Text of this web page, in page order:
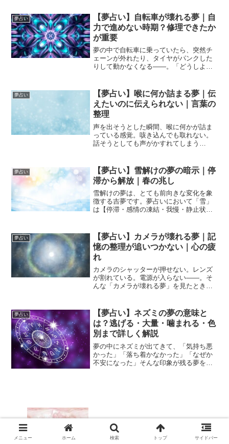
優雅で、人を惹きつける一方で、「絡み
つく」「離れにくい」とい...
夢占い
【夢占い】自転車が壊れる夢｜自
力で進めない時期？修理できたか
が重要
夢の中で自転車に乗っていたら、突然チ
ェーンが外れたり、タイヤがパンクした
りして動かなくなる――。「どうしよ
おいて「自力で進む力」「バランス感
覚」「自立」「努力による前進...
夢占い
【夢占い】喉に何か詰まる夢｜伝
えたいのに伝えられない｜言葉の
整理
声を出そうとした瞬間、喉に何かが詰ま
っている感覚。咳き込んでも取れない。
話そうとしても声がかすれてしまう
たあとも、胸のあたりが重く感じること
があるでしょう。夢占いにおい...
夢占い
【夢占い】雪解けの夢の暗示｜停
滞から解放｜春の兆し
雪解けの夢は、とても前向きな変化を象
徴する吉夢です。夢占いにおいて「雪」
は【停滞・感情の凍結・我慢・静止状
れ】を表します。つまりこの夢は、・止
まっていた物事が動き出す・凍...
夢占い
【夢占い】カメラが壊れる夢｜記
憶の整理が追いつかない｜心の疲
れ
カメラのシャッターが押せない。レンズ
が割れている。電源が入らない——。そ
んな「カメラが壊れる夢」を見たとき、
録を象徴する存在です。そのカメラが壊
れる夢は、「心の整理が追...
夢占い
【夢占い】ネズミの夢の意味と
は？逃げる・大量・噛まれる・色
別まで詳しく解説
夢の中にネズミが出てきて、「気持ち悪
かった」「落ち着かなかった」「なぜか
不安になった」そんな印象が残る夢を見
な努力が報われる
メニュー ホーム 検索 トップ サイドバー